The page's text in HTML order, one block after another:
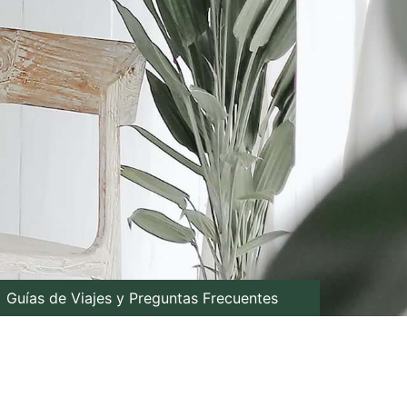
Guías de Viajes y Preguntas Frecuentes